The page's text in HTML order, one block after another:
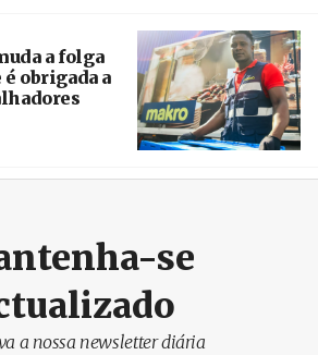
a folga
obrigada a
se
a nossa newsletter diária